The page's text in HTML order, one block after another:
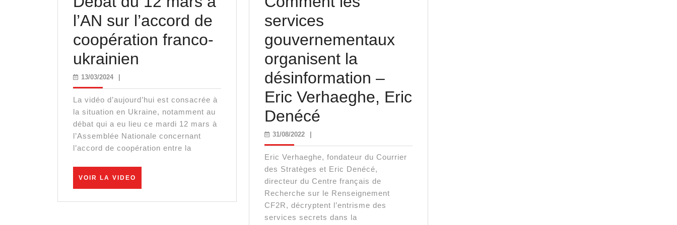
l’AN sur l’accord de
coopération franco-
ukrainien
12
mars
à
l’AN
sur
l’accord
13/03/202413/03/2024
La vidéo d’aujourd’hui est consacrée à
la situation en Ukraine, notamment au
débat qui a eu lieu ce mardi 12 mars à
l’Assemblée Nationale concernant
l’accord de coopération entre la
VOIR LA VIDEO
services
gouvernementaux
organisent la
désinformation –
Eric Verhaeghe, Eric
Denécé
services
gouvernementaux
organisent
la
31/08/202231/08/2022
Eric Verhaeghe, fondateur du Courrier
des Stratèges et Eric Denécé,
directeur du Centre français de
Recherche sur le Renseignement
CF2R, décryptent l’entrisme des
services secrets dans la